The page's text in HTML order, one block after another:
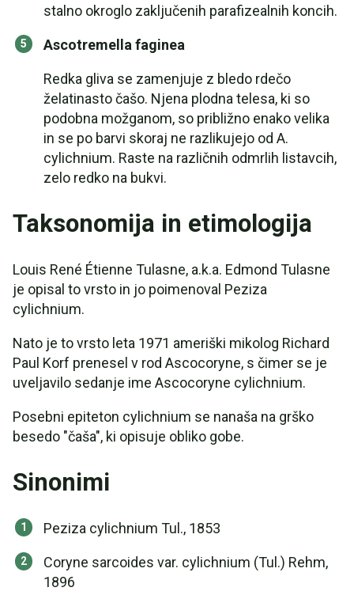
stalno okroglo zaključenih parafizealnih koncih.
Ascotremella faginea
Redka gliva se zamenjuje z bledo rdečo
želatinasto čašo. Njena plodna telesa, ki so
podobna možganom, so približno enako velika
in se po barvi skoraj ne razlikujejo od A.
cylichnium. Raste na različnih odmrlih listavcih,
zelo redko na bukvi.
Taksonomija in etimologija
Louis René Étienne Tulasne, a.k.a. Edmond Tulasne
je opisal to vrsto in jo poimenoval Peziza
cylichnium.
Nato je to vrsto leta 1971 ameriški mikolog Richard
Paul Korf prenesel v rod Ascocoryne, s čimer se je
uveljavilo sedanje ime Ascocoryne cylichnium.
Posebni epiteton cylichnium se nanaša na grško
besedo "čaša", ki opisuje obliko gobe.
Sinonimi
Peziza cylichnium Tul., 1853
Coryne sarcoides var. cylichnium (Tul.) Rehm,
1896